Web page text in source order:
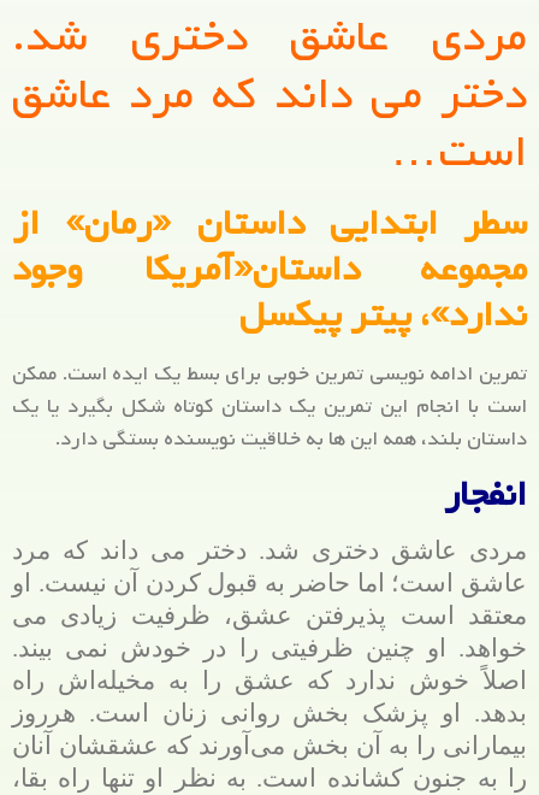
مردی عاشق دختری شد.
دختر می داند که مرد عاشق
است…
سطر ابتدایی داستان «رمان» از
مجموعه داستان«آمریکا وجود
ندارد»، پیتر پیکسل
تمرین ادامه نویسی تمرین خوبی برای بسط یک ایده است. ممکن
است با انجام این تمرین یک داستان کوتاه شکل بگیرد یا یک
داستان بلند، همه این ها به خلاقیت نویسنده بستگی دارد.
انفجار
مردی عاشق دختری شد. دختر می داند که مرد
عاشق است؛ اما حاضر به قبول کردن آن نیست. او
معتقد است پذیرفتن عشق، ظرفیت زیادی می
خواهد. او چنین ظرفیتی را در خودش نمی بیند.
اصلاً خوش ندارد که عشق را به مخیله‌اش راه
بدهد. او پزشک بخش روانی زنان است. هرروز
بیمارانی را به آن بخش می‌آورند که عشقشان آنان
را به جنون کشانده است. به نظر او تنها راه بقا،